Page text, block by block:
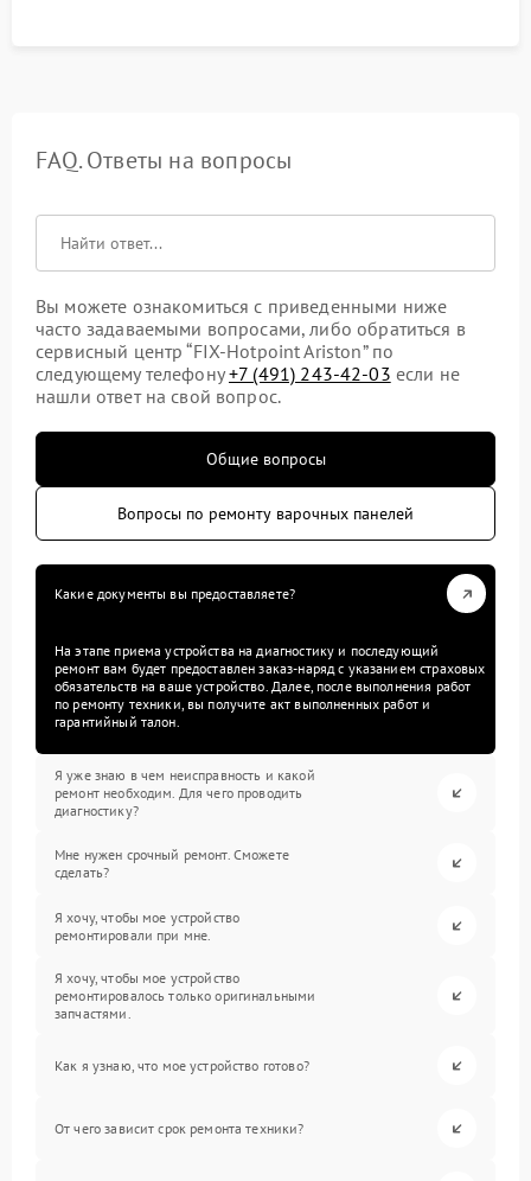
FAQ. Ответы на вопросы
Вы можете ознакомиться с приведенными ниже
часто задаваемыми вопросами, либо обратиться в
сервисный центр “FIX-Hotpoint Ariston” по
следующему телефону+7 (491) 243-42-03 если не
нашли ответ на свой вопрос.
Общие вопросы
Вопросы по ремонту варочных панелей
Какие документы вы предоставляете?
На этапе приема устройства на диагностику и последующий
ремонт вам будет предоставлен заказ-наряд с указанием страховых
обязательств на ваше устройство. Далее, после выполнения работ
по ремонту техники, вы получите акт выполненных работ и
гарантийный талон.
Я уже знаю в чем неисправность и какой
ремонт необходим. Для чего проводить
диагностику?
Мне нужен срочный ремонт. Сможете
сделать?
Я хочу, чтобы мое устройство
ремонтировали при мне.
Я хочу, чтобы мое устройство
ремонтировалось только оригинальными
запчастями.
Как я узнаю, что мое устройство готово?
От чего зависит срок ремонта техники?